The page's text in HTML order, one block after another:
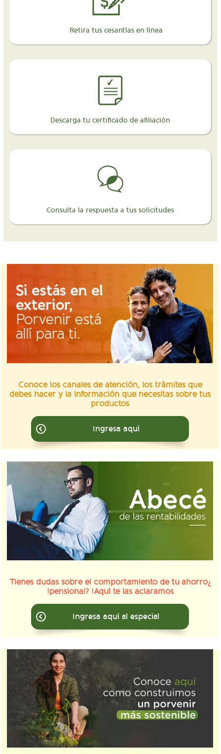
Retira tus cesantías en línea
Descarga tu certificado de afiliación
Consulta la respuesta a tus solicitudes
Conoce los canales de atención, los trámites que
debes hacer y la información que necesitas sobre tus
productos
Ingresa aquí
¿Tienes dudas sobre el comportamiento de tu ahorro
pensional? !Aquí te las aclaramos!
Ingresa aquí al especial